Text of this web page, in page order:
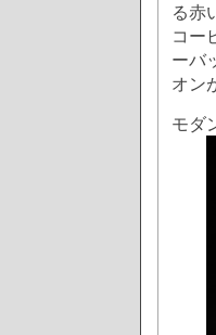
る赤
コー
ーバ
オン
モダ